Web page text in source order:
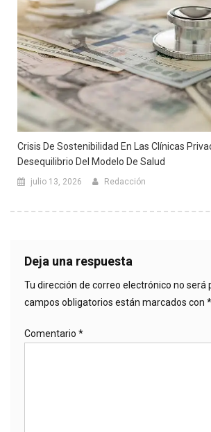
Crisis De Sostenibilidad En Las Clínicas
Desequilibrio Del Modelo De Salud
julio 13, 2026 Redacción
Deja una respuesta
Tu dirección de correo electrónico no será
campos obligatorios están marcados con *
Comentario *